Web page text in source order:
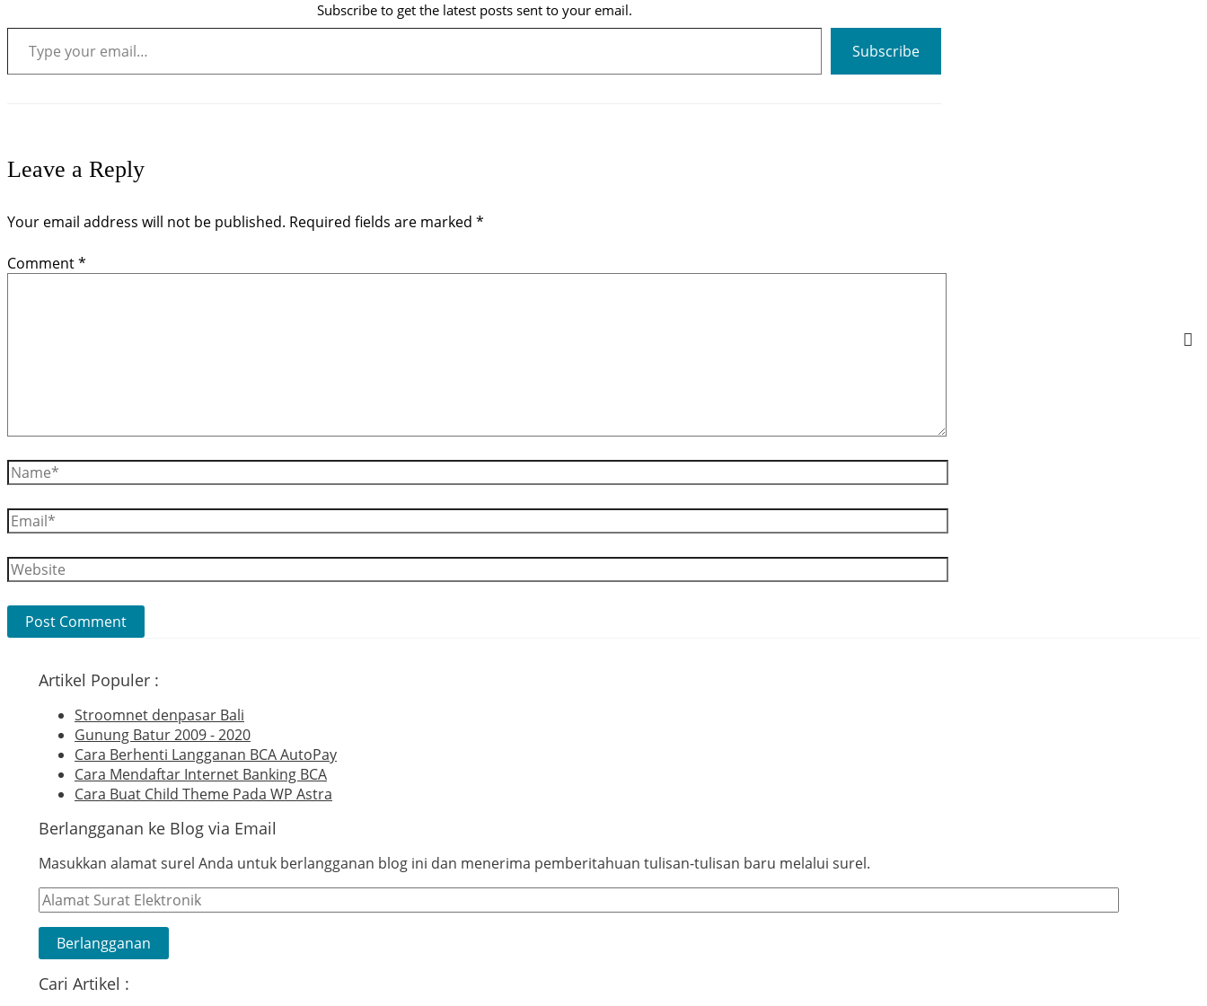
Subscribe to get the latest posts sent to your email.
Type your email…
Subscribe
Leave a Reply
Your email address will not be published. Required fields are marked *
Comment*
Name*
Email*
Website
Artikel Populer :
Stroomnet denpasar Bali
Gunung Batur 2009 - 2020
Cara Berhenti Langganan BCA AutoPay
Cara Mendaftar Internet Banking BCA
Cara Buat Child Theme Pada WP Astra
Berlangganan ke Blog via Email
Masukkan alamat surel Anda untuk berlangganan blog ini dan menerima pemberitahuan tulisan-tulisan baru melalui surel.
Alamat
Surat
Elektronik
Berlangganan
Cari Artikel :